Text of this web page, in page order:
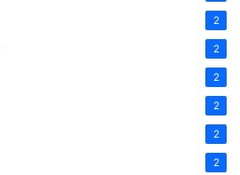
2
2
2
2
2
2